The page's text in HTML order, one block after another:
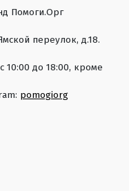
Помоги.Орг
переулок, д.18.
10:00 до 18:00, кроме
pomogiorg